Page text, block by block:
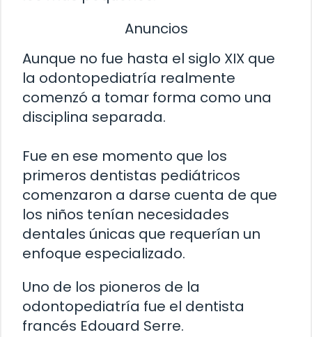
Anuncios
Aunque no fue hasta el siglo XIX que
la odontopediatría realmente
comenzó a tomar forma como una
disciplina separada.
Fue en ese momento que los
primeros dentistas pediátricos
comenzaron a darse cuenta de que
los niños tenían necesidades
dentales únicas que requerían un
enfoque especializado.
Uno de los pioneros de la
odontopediatría fue el dentista
francés Edouard Serre.